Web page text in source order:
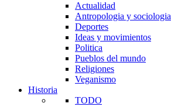
Actualidad
Antropologia y sociologia
Deportes
Ideas y movimientos
Politica
Pueblos del mundo
Religiones
Veganismo
Historia
TODO